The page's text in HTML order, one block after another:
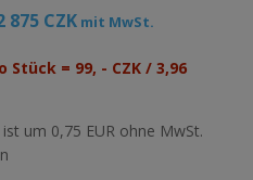
875 CZK mit MwSt.
= 99, - CZK / 3,96
um 0,75 EUR ohne MwSt.